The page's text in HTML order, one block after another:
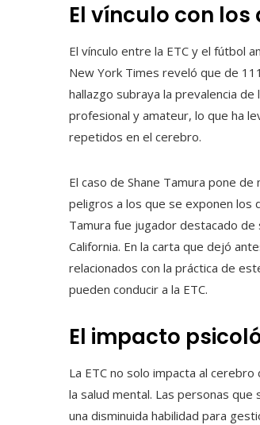
El vínculo con los
El vínculo entre la ETC y el fútbol
New York Times reveló que de
hallazgo subraya la prevalencia
profesional y amateur, lo que ha
repetidos en el cerebro.
El caso de Shane Tamura pone
peligros a los que se exponen los
Tamura fue jugador destacado
California. En la carta que dejó
relacionados con la práctica de
pueden conducir a la ETC.
El impacto
La ETC no solo impacta al
la salud mental. Las personas
una disminuida habilidad para